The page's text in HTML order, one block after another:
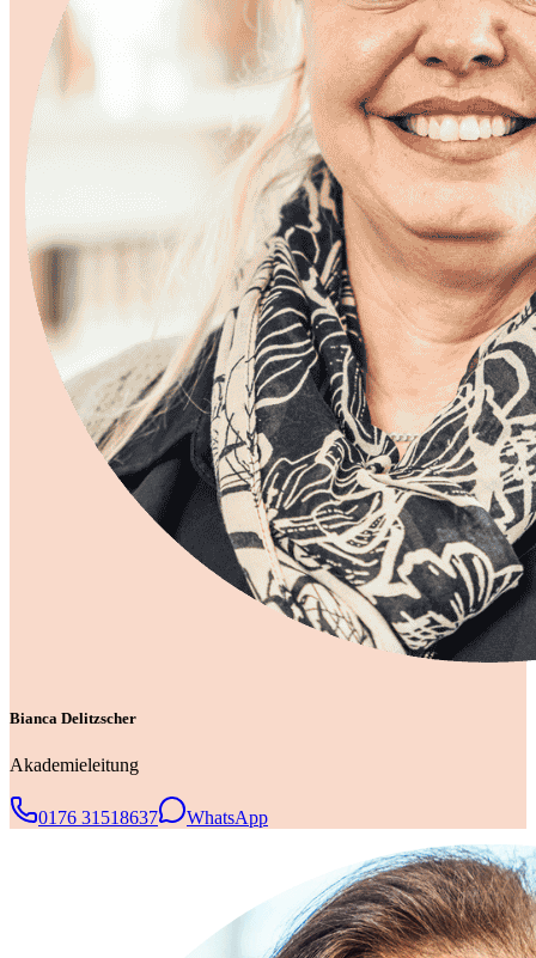
Bianca Delitzscher
Akademieleitung
0176 31518637 WhatsApp